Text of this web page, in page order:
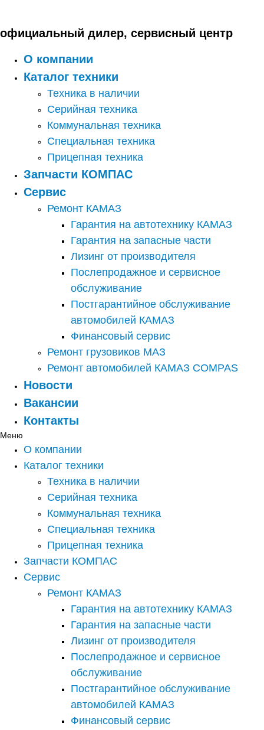
содержимому
официальный дилер, сервисный центр
О компании
Каталог техники
Техника в наличии
Серийная техника
Коммунальная техника
Специальная техника
Прицепная техника
Запчасти КОМПАС
Сервис
Ремонт КАМАЗ
Гарантия на автотехнику КАМАЗ
Гарантия на запасные части
Лизинг от производителя
Послепродажное и сервисное
обслуживание
Постгарантийное обслуживание
автомобилей КАМАЗ
Финансовый сервис
Ремонт грузовиков МАЗ
Ремонт автомобилей КАМАЗ COMPAS
Новости
Вакансии
Контакты
Меню
О компании
Каталог техники
Техника в наличии
Серийная техника
Коммунальная техника
Специальная техника
Прицепная техника
Запчасти КОМПАС
Сервис
Ремонт КАМАЗ
Гарантия на автотехнику КАМАЗ
Гарантия на запасные части
Лизинг от производителя
Послепродажное и сервисное
обслуживание
Постгарантийное обслуживание
автомобилей КАМАЗ
Финансовый сервис